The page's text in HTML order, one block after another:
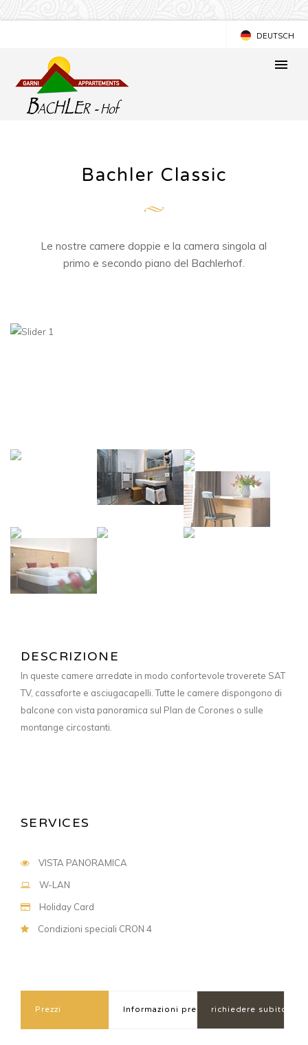
DEUTSCH
ENGLISH
Bachler Classic
Le nostre camere doppie e la camera singola al
primo e secondo piano del Bachlerhof.
DESCRIZIONE
In queste camere arredate in modo confortevole troverete SAT
TV, cassaforte e asciugacapelli. Tutte le camere dispongono di
balcone con vista panoramica sul Plan de Corones o sulle
montange circostanti.
SERVICES
VISTA PANORAMICA
W-LAN
Holiday Card
Condizioni speciali CRON 4
Prezzi Informazioni prezzo richiedere subito